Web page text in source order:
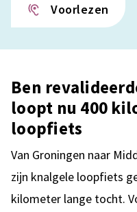
Voorlezen
Ben
loopt nu 400
loopfiets
Van Groningen naar
zijn knalgele loopfiets
kilometer lange tocht.